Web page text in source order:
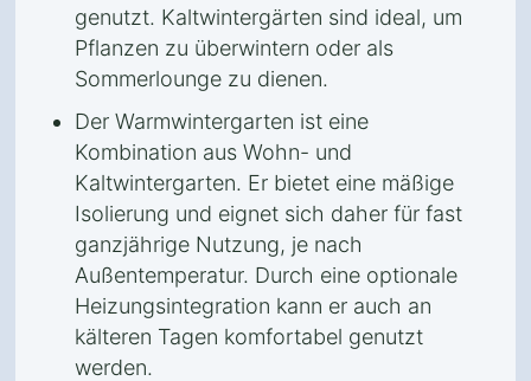
genutzt. Kaltwintergärten sind ideal, um
Pflanzen zu überwintern oder als
Sommerlounge zu dienen.
Der Warmwintergarten ist eine
Kombination aus Wohn- und
Kaltwintergarten. Er bietet eine mäßige
Isolierung und eignet sich daher für fast
ganzjährige Nutzung, je nach
Außentemperatur. Durch eine optionale
Heizungsintegration kann er auch an
kälteren Tagen komfortabel genutzt
werden.